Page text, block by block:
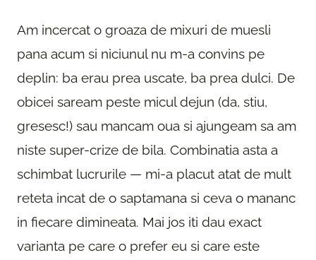
Am incercat o groaza de mixuri de muesli
pana acum si niciunul nu m-a convins pe
deplin: ba erau prea uscate, ba prea dulci. De
obicei saream peste micul dejun (da, stiu,
gresesc!) sau mancam oua si ajungeam sa am
niste super-crize de bila. Combinatia asta a
schimbat lucrurile — mi-a placut atat de mult
reteta incat de o saptamana si ceva o mananc
in fiecare dimineata. Mai jos iti dau exact
varianta pe care o prefer eu si care este